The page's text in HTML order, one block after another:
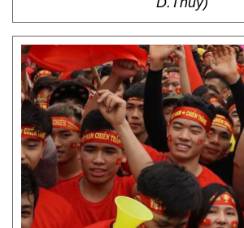
Không khí cuồng nhiệt cổ vũ
chung cư Green Star. Phạm
D.Thùy)